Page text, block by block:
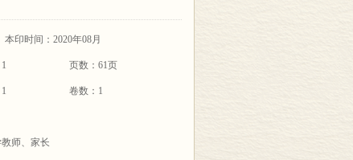
本印时间：2020年08月
页数：61页
卷数：1
师、家长